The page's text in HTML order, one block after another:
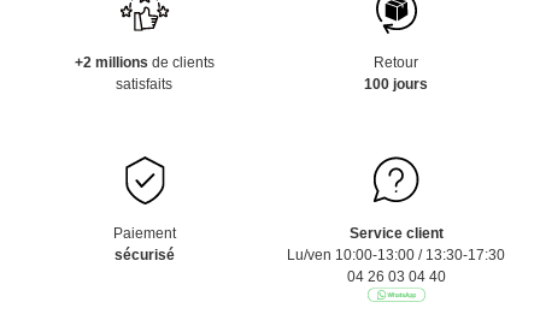
+2 millions de clients
satisfaits
Retour
100 jours
Paiement
sécurisé
Service client
Lu/ven 10:00-13:00 / 13:30-17:30
04 26 03 04 40